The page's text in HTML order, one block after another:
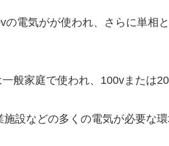
電気がが使われ、さらに単相
般家庭で使われ、100vまたは
設などの多くの電気が必要な